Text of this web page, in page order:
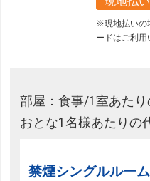
※現地払いの
ードはご利用
部屋：食事/1室あたり
おとな1名様あたりの
禁煙シングルルー